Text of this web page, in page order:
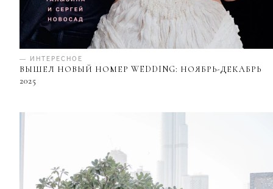
— ИНТЕРЕСНОЕ
ВЫШЕЛ НОВЫЙ НОМЕР WEDDING: НОЯБРЬ-ДЕКАБРЬ
2025